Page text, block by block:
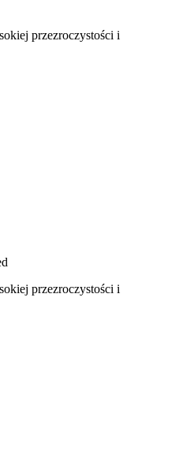
przezroczystości i
przezroczystości i